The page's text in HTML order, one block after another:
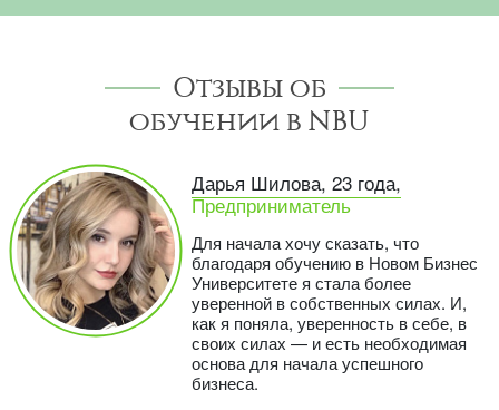
Отзывы об
обучении в NBU
Дарья Шилова, 23 года,
Предприниматель
Для начала хочу сказать, что
благодаря обучению в Новом Бизнес
Университете я стала более
уверенной в собственных силах. И,
как я поняла, уверенность в себе, в
своих силах — и есть необходимая
основа для начала успешного
бизнеса.